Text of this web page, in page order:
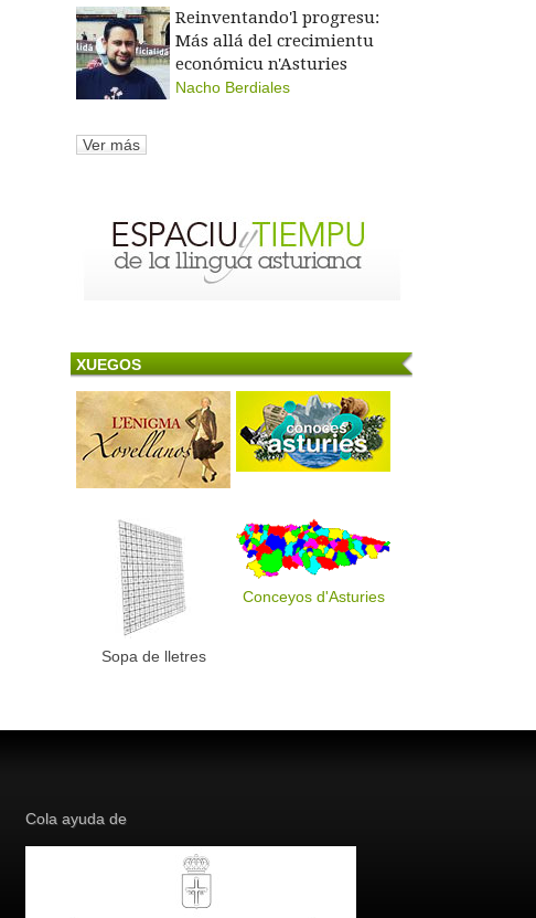
Reinventando'l progresu:
Más allá del crecimientu
económicu n'Asturies
Nacho Berdiales
Ver más
XUEGOS
Sopa de lletres
Conceyos d'Asturies
Cola ayuda de